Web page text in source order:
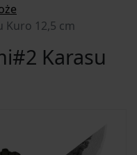
Kuro 12,5 cm
Karasu